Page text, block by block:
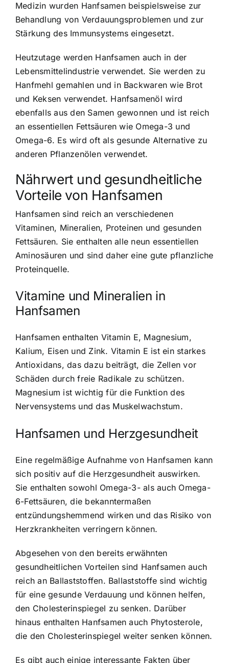
Medizin wurden Hanfsamen beispielsweise zur
Behandlung von Verdauungsproblemen und zur
Stärkung des Immunsystems eingesetzt.
Heutzutage werden Hanfsamen auch in der
Lebensmittelindustrie verwendet. Sie werden zu
Hanfmehl gemahlen und in Backwaren wie Brot
und Keksen verwendet. Hanfsamenöl wird
ebenfalls aus den Samen gewonnen und ist reich
an essentiellen Fettsäuren wie Omega-3 und
Omega-6. Es wird oft als gesunde Alternative zu
anderen Pflanzenölen verwendet.
Nährwert und gesundheitliche
Vorteile von Hanfsamen
Hanfsamen sind reich an verschiedenen
Vitaminen, Mineralien, Proteinen und gesunden
Fettsäuren. Sie enthalten alle neun essentiellen
Aminosäuren und sind daher eine gute pflanzliche
Proteinquelle.
Vitamine und Mineralien in
Hanfsamen
Hanfsamen enthalten Vitamin E, Magnesium,
Kalium, Eisen und Zink. Vitamin E ist ein starkes
Antioxidans, das dazu beiträgt, die Zellen vor
Schäden durch freie Radikale zu schützen.
Magnesium ist wichtig für die Funktion des
Nervensystems und das Muskelwachstum.
Hanfsamen und Herzgesundheit
Eine regelmäßige Aufnahme von Hanfsamen kann
sich positiv auf die Herzgesundheit auswirken.
Sie enthalten sowohl Omega-3- als auch Omega-
6-Fettsäuren, die bekanntermaßen
entzündungshemmend wirken und das Risiko von
Herzkrankheiten verringern können.
Abgesehen von den bereits erwähnten
gesundheitlichen Vorteilen sind Hanfsamen auch
reich an Ballaststoffen. Ballaststoffe sind wichtig
für eine gesunde Verdauung und können helfen,
den Cholesterinspiegel zu senken. Darüber
hinaus enthalten Hanfsamen auch Phytosterole,
die den Cholesterinspiegel weiter senken können.
Es gibt auch einige interessante Fakten über